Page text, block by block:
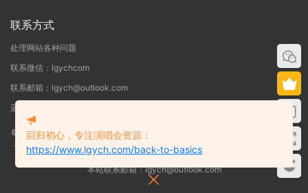
联系方式
处理网站各种问题
联系微信：lgychcom
联系邮箱：lgych@outlook.com
蓝光演唱会网 - 专注于ISO和BDMV蓝光演唱会下载服务
©2019-2026 蓝光演唱会本站资源来源于网络用户网盘投稿，本站服务器不储
存任何演唱会资源，版权归原作者所有，若侵犯了您的合法权益，请联系我们
删除！
本站联系邮箱：lgych@outlook.com
回归初心，专注演唱会资源：
https://www.lgych.com/back-to-basics